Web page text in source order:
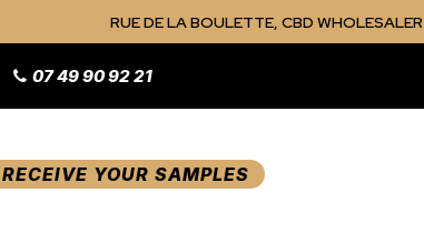
RUE DE LA BOULETTE, CBD WHOLESALER
07 49 90 92 21
RECEIVE YOUR SAMPLES